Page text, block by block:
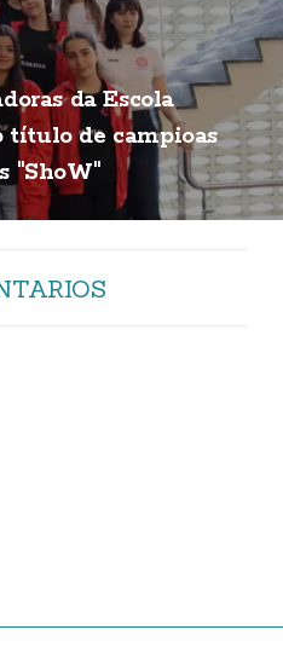
da Escola
título de campioas
"ShoW"